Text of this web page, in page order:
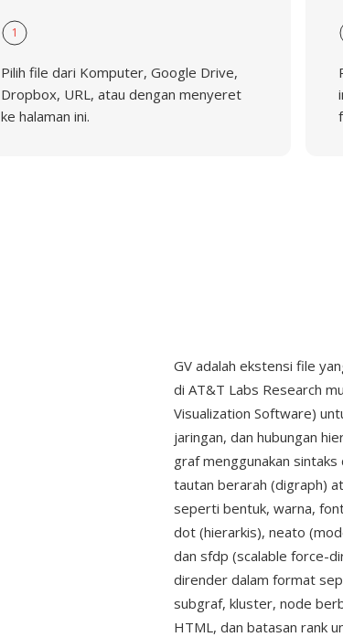
1
Pilih file dari Komputer, Google Drive,
Dropbox, URL, atau dengan menyeret
ke halaman ini.
GV adalah ekstensi file
di AT&T Labs Research
Visualization Software)
jaringan, dan hubungan
graf menggunakan
tautan berarah (digraph)
seperti bentuk, warna,
dot (hierarkis), neato
dan sfdp (scalable force-
dirender dalam format
subgraf, kluster, node
HTML, dan batasan rank